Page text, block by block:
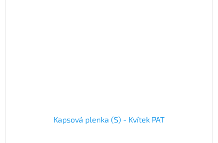
Kapsová plenka (S) - Kvítek PAT